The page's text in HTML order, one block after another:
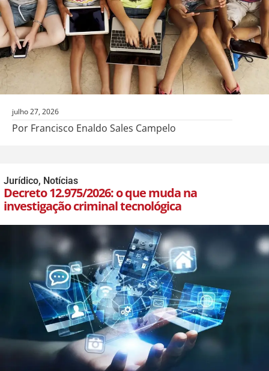
julho 27, 2026
Por Francisco Enaldo Sales Campelo
Jurídico, Notícias
Decreto 12.975/2026: o que muda na
investigação criminal tecnológica